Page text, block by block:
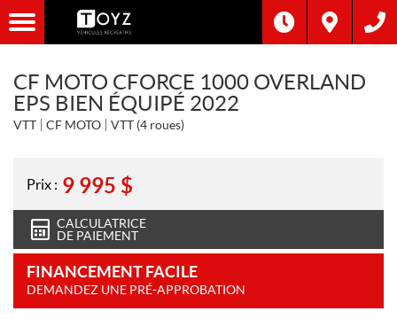
CF MOTO CFORCE 1000 OVERLAND
EPS BIEN ÉQUIPÉ 2022
VTT CF MOTO VTT (4 roues)
Prix : 9 995 $
CALCULATRICE
DE PAIEMENT
FINANCEMENT FACILE
DEMANDEZ UNE PRÉ-APPROBATION